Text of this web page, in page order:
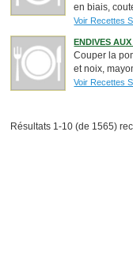
en biais,
Voir Recettes
ENDIVES
Couper la
et noix,
Voir Recettes
Résultats 1-10 (de 1565)